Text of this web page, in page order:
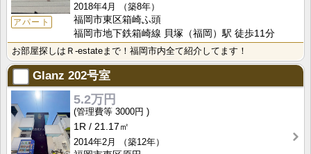
アパート
2018年4月
（築8年）
福岡市東区箱崎ふ頭
福岡市地下鉄箱崎線 貝塚（福岡）駅 徒歩11分
お部屋探しはＲ-estateまで！福岡市内全て紹介してます！
Glanz 202号室
5.2万円
3000円
1R
21.17㎡
2014年2月
（築12年）